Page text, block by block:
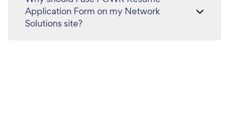
Application Form on my Network
Solutions site?